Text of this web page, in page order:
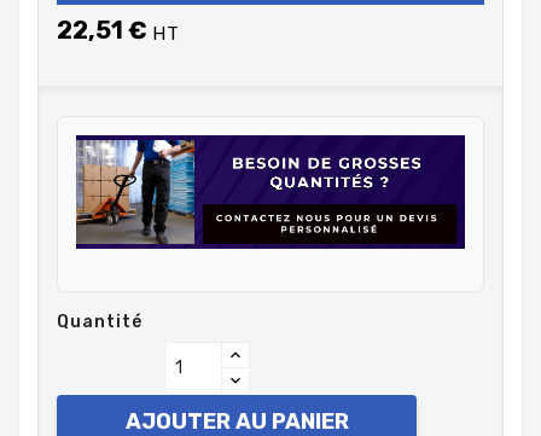
22,51 € HT
Quantité
AJOUTER AU PANIER